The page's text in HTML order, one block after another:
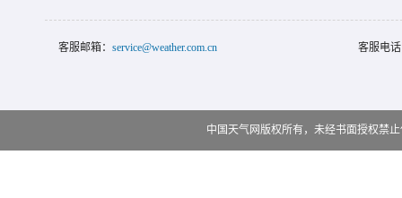
客服邮箱： service@weather.com.cn 客服电
中国天气网版权所有，未经书面授权